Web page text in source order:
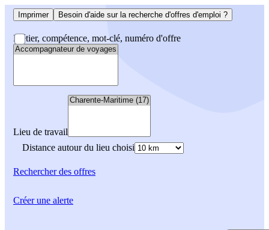
Imprimer Besoin d'aide sur la recherche d'offres d'emploi ?
Métier, compétence, mot-clé, numéro d'offre
Lieu de travail
Distance autour du lieu choisi
Rechercherdes offres
Créer une alerte